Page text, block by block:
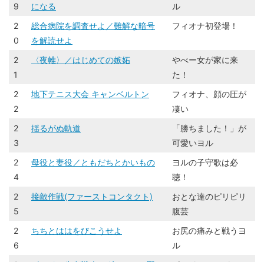
9
になる
ル
2
0
総合病院を調査せよ／難解な暗号
を解読せよ
フィオナ初登場！
2
1
〈夜帷〉／はじめての嫉妬
やべー女が家に来
た！
2
2
地下テニス大会 キャンベルトン
フィオナ、顔の圧が
凄い
2
3
揺るがぬ軌道
「勝ちました！」が
可愛いヨル
2
4
母役と妻役／ともだちとかいもの
ヨルの子守歌は必
聴！
2
5
接敵作戦(ファーストコンタクト)
おとな達のピリピリ
腹芸
2
6
ちちとははをびこうせよ
お尻の痛みと戦うヨ
ル